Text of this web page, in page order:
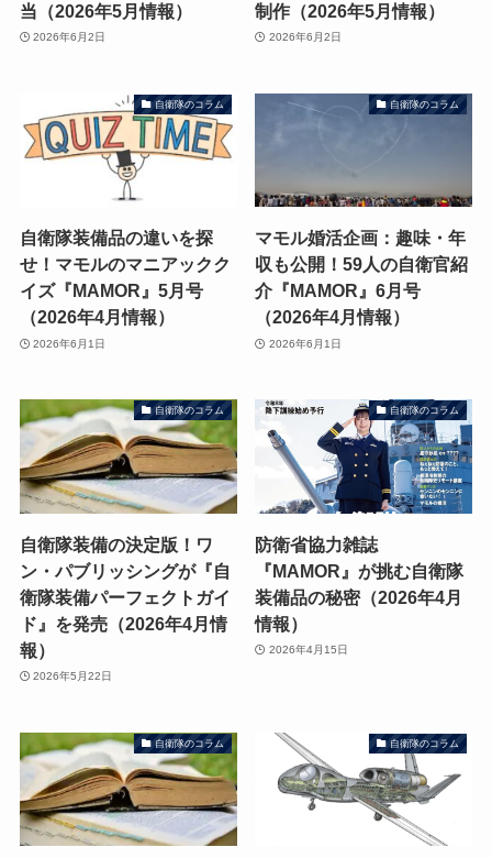
当（2026年5月情報）
2026年6月2日
制作（2026年5月情報）
2026年6月2日
自衛隊のコラム
自衛隊装備品の違いを探
せ！マモルのマニアックク
イズ『MAMOR』5月号
（2026年4月情報）
2026年6月1日
自衛隊のコラム
マモル婚活企画：趣味・年
収も公開！59人の自衛官紹
介『MAMOR』6月号
（2026年4月情報）
2026年6月1日
自衛隊のコラム
自衛隊装備の決定版！ワ
ン・パブリッシングが『自
衛隊装備パーフェクトガイ
ド』を発売（2026年4月情
報）
2026年5月22日
自衛隊のコラム
防衛省協力雑誌
『MAMOR』が挑む自衛隊
装備品の秘密（2026年4月
情報）
2026年4月15日
自衛隊のコラム 自衛隊のコラム